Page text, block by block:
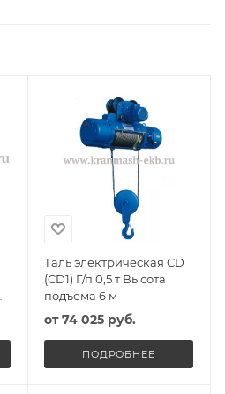
Таль электрическая CD
(CD1) Г/п 0,5 т Высота
подъема 6 м
от74 025 руб.
ПОДРОБНЕЕ